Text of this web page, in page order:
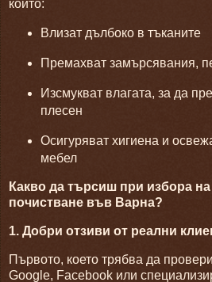
които:
Влизат дълбоко в тъканите
Премахват замърсявания,
Изсмукват влагата, за да
плесен
Осигуряват хигиена и
мебел
Какво да търсиш при избора
почистване във Варна?
1. Добри отзиви от реални
Първото, което трябва да
Google, Facebook или